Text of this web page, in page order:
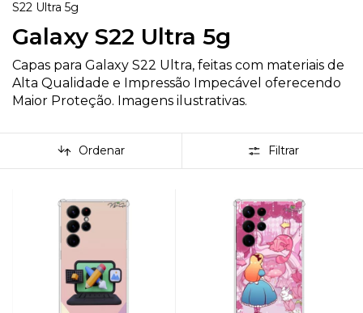
S22 Ultra 5g
Galaxy S22 Ultra 5g
Capas para Galaxy S22 Ultra, feitas com materiais de
Alta Qualidade e Impressão Impecável oferecendo
Maior Proteção. Imagens ilustrativas.
Ordenar Filtrar